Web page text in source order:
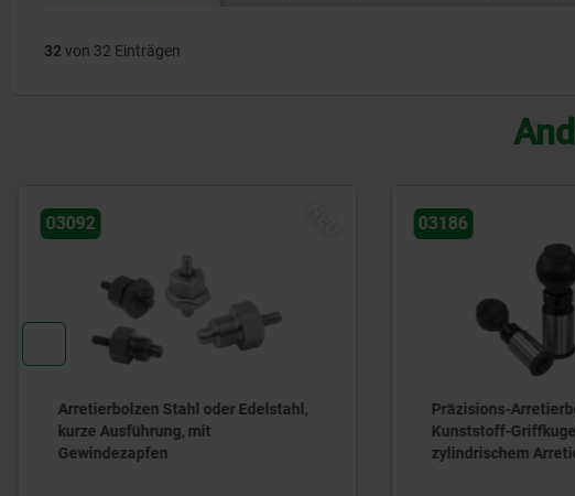
32 von 32 Einträgen
03092
Arretierbolzen Stahl oder Edelstahl,
kurze Ausführung, mit
Gewindezapfen
03186
Präzisions-
Kunststoff-
zylindrischem